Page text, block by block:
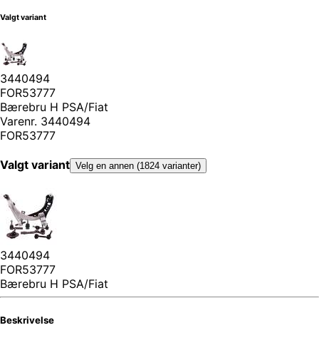
Valgt variant
3440494
FOR53777
Bærebru H PSA/Fiat
Varenr. 3440494
FOR53777
Valgt variant Velg en annen (1824 varianter)
3440494
FOR53777
Bærebru H PSA/Fiat
Beskrivelse